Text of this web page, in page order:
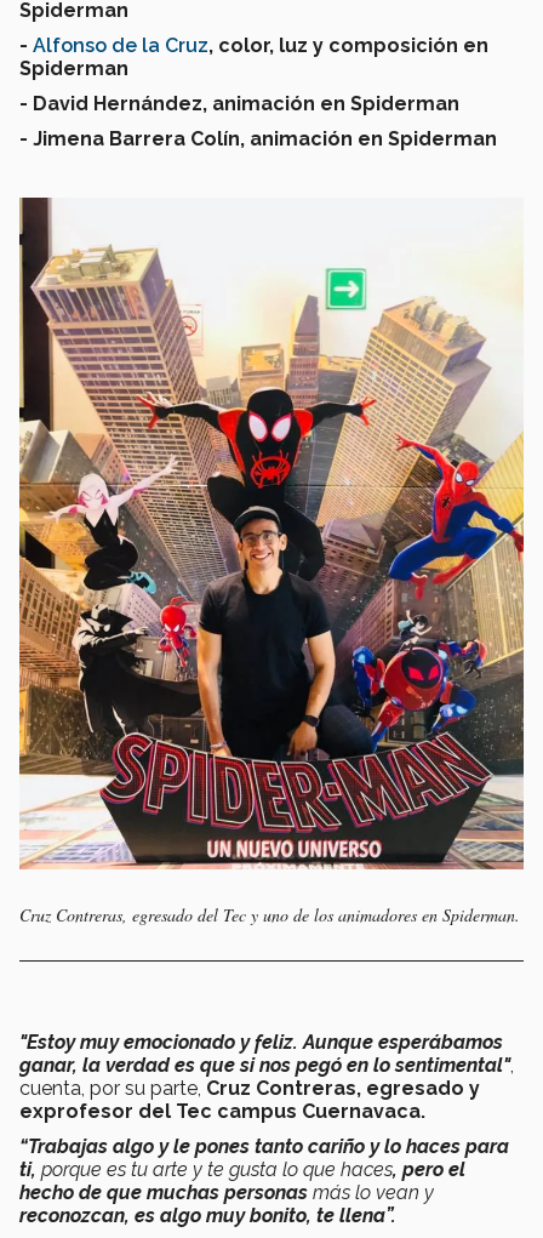
Spiderman
- Alfonso de la Cruz, color, luz y composición en
Spiderman
- David Hernández, animación en Spiderman
- Jimena Barrera Colín, animación en Spiderman
Cruz Contreras, egresado del Tec y uno de los animadores en Spiderman.
"Estoy muy emocionado y feliz. Aunque esperábamos
ganar, la verdad es que si nos pegó en lo sentimental",
cuenta, por su parte, Cruz Contreras, egresado y
exprofesor del Tec campus Cuernavaca.
“Trabajas algo y le pones tanto cariño y lo haces para
ti, porque es tu arte y te gusta lo que haces, pero el
hecho de que muchas personas más lo vean y
reconozcan, es algo muy bonito, te llena”.